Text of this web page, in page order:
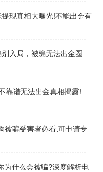
现真相大曝光!不能出金有
入局，被骗无法出金圈
靠谱无法出金真相揭露!
被骗受害者必看,可申请专
为什么会被骗?深度解析电